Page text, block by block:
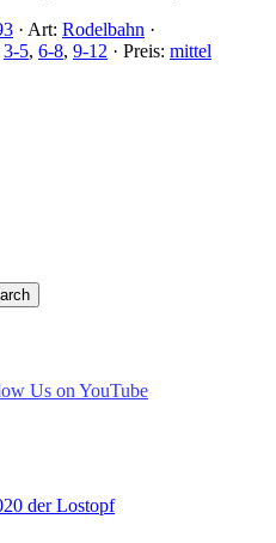
· Art: Rodelbahn ·
3-5, 6-8, 9-12 · Preis: mittel
der Lostopf